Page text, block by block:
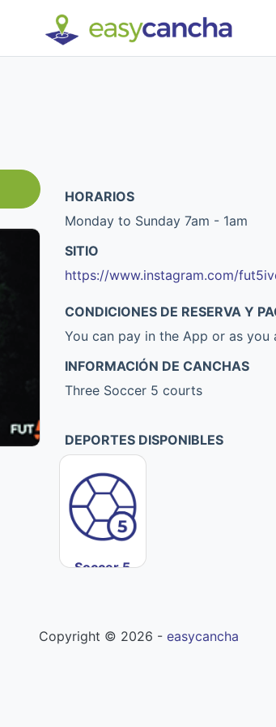
HORARIOS
Monday to Sunday 7am - 1am
SITIO
https://www.instagram.com/
CONDICIONES DE RESERVA Y
You can pay in the App or as
INFORMACIÓN DE CANCHAS
Three Soccer 5 courts
DEPORTES DISPONIBLES
Soccer 5
Copyright © 2026 - easycancha